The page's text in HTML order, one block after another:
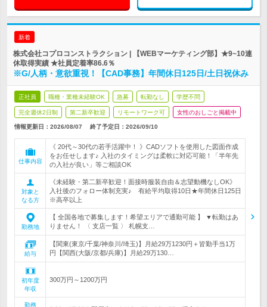
新着
株式会社コプロコンストラクション | 【WEBマーケティング部】★9~10連
休取得実績 ★社員定着率86.6％
※G/人柄・意欲重視！【CAD事務】年間休日125日/土日祝休み
正社員 職種・業種未経験OK 急募 転勤なし 学歴不問
完全週休2日制 第二新卒歓迎 リモートワーク可 女性のおしごと掲載中
情報更新日：2026/08/07 終了予定日： 2026/09/10
仕事内容
《 20代～30代の若手活躍中！ 》CADソフトを使用した図面作成
をお任せします♪ 入社のタイミングは柔軟に対応可能！「半年先
の入社が良い」等ご相談OK
対象と
なる方
《未経験・第二新卒歓迎！面接時服装自由＆志望動機なしOK》
入社後のフォロー体制充実♪ 有給平均取得10日★年間休日125日
※高卒以上
勤務地
【 全国各地で募集します！希望エリアで通勤可能 】 ▼転勤はあ
りません！ 〈 支店一覧 〉 札幌支…
給与
【関東(東京/千葉/神奈川/埼玉)】月給29万1230円＋皆勤手当1万
円【関西(大阪/京都/兵庫)】月給29万130…
初年度
年収
300万円～1200万円
勤務